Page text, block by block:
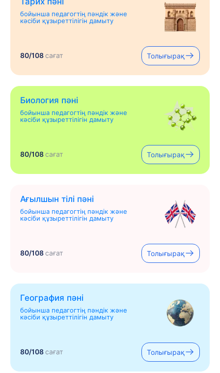
бойынша педагогтің пәндік және
кәсіби құзыреттілігін дамыту
80/108сағат Толығырақ
Биология пәні
бойынша педагогтің пәндік және
кәсіби құзыреттілігін дамыту
80/108сағат Толығырақ
Ағылшын тілі пәні
бойынша педагогтің пәндік және
кәсіби құзыреттілігін дамыту
80/108сағат Толығырақ
География пәні
бойынша педагогтің пәндік және
кәсіби құзыреттілігін дамыту
80/108сағат Толығырақ